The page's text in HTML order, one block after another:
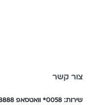
צור קשר
שירות: 0058* וואטסאפ 058-7778888